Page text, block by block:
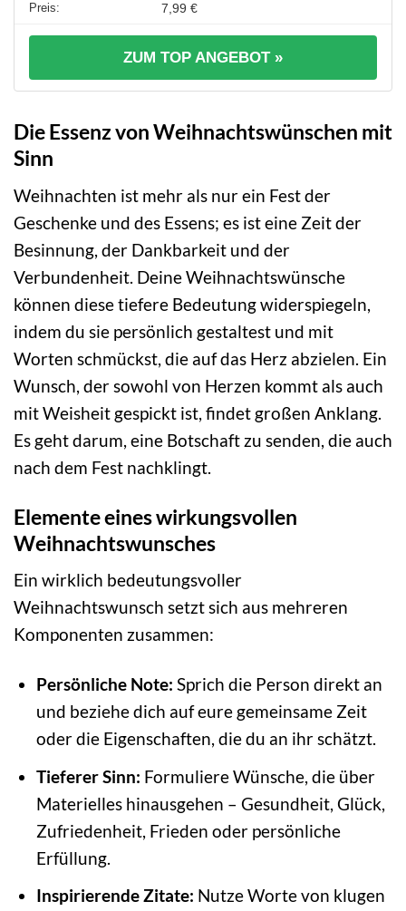
7,99 €
ZUM TOP ANGEBOT »
Die Essenz von Weihnachtswünschen mit
Sinn
Weihnachten ist mehr als nur ein Fest der
Geschenke und des Essens; es ist eine Zeit der
Besinnung, der Dankbarkeit und der
Verbundenheit. Deine Weihnachtswünsche
können diese tiefere Bedeutung widerspiegeln,
indem du sie persönlich gestaltest und mit
Worten schmückst, die auf das Herz abzielen. Ein
Wunsch, der sowohl von Herzen kommt als auch
mit Weisheit gespickt ist, findet großen Anklang.
Es geht darum, eine Botschaft zu senden, die auch
nach dem Fest nachklingt.
Elemente eines wirkungsvollen
Weihnachtswunsches
Ein wirklich bedeutungsvoller
Weihnachtswunsch setzt sich aus mehreren
Komponenten zusammen:
Persönliche Note: Sprich die Person direkt an
und beziehe dich auf eure gemeinsame Zeit
oder die Eigenschaften, die du an ihr schätzt.
Tieferer Sinn: Formuliere Wünsche, die über
Materielles hinausgehen – Gesundheit, Glück,
Zufriedenheit, Frieden oder persönliche
Erfüllung.
Inspirierende Zitate: Nutze Worte von klugen